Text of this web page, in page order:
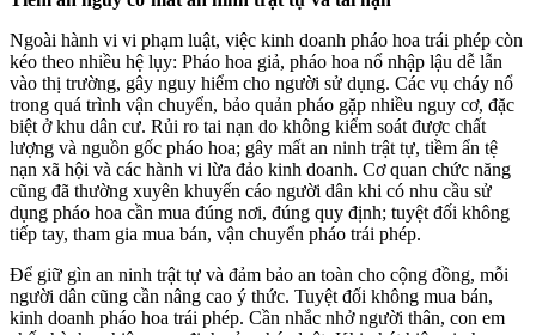
Ngoài hành vi vi phạm luật, việc kinh doanh pháo hoa trái phép còn
kéo theo nhiều hệ lụy: Pháo hoa giả, pháo hoa nổ nhập lậu dễ lẫn
vào thị trường, gây nguy hiểm cho người sử dụng. Các vụ cháy nổ
trong quá trình vận chuyển, bảo quản pháo gặp nhiều nguy cơ, đặc
biệt ở khu dân cư. Rủi ro tai nạn do không kiểm soát được chất
lượng và nguồn gốc pháo hoa; gây mất an ninh trật tự, tiềm ẩn tệ
nạn xã hội và các hành vi lừa đảo kinh doanh. Cơ quan chức năng
cũng đã thường xuyên khuyến cáo người dân khi có nhu cầu sử
dụng pháo hoa cần mua đúng nơi, đúng quy định; tuyệt đối không
tiếp tay, tham gia mua bán, vận chuyển pháo trái phép.
Để giữ gìn an ninh trật tự và đảm bảo an toàn cho cộng đồng, mỗi
người dân cũng cần nâng cao ý thức. Tuyệt đối không mua bán,
kinh doanh pháo hoa trái phép. Cần nhắc nhở người thân, con em